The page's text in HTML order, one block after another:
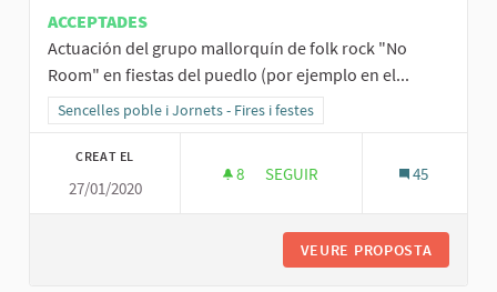
ACCEPTADES
Actuación del grupo mallorquín de folk rock "No
Room" en fiestas del puedlo (por ejemplo en el...
Resultats al filtrar per la categoria: Sencelles poble i Jornets -
Sencelles poble i Jornets - Fires i festes
CREAT EL
27/01/2020
8 8 SEGUIDORES
SEGUIR 45
VEURE PROPOSTA